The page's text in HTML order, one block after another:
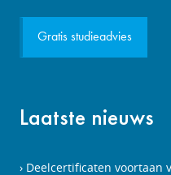
Gratis studieadvies
Laatste nieuws
Deelcertificaten voortaan